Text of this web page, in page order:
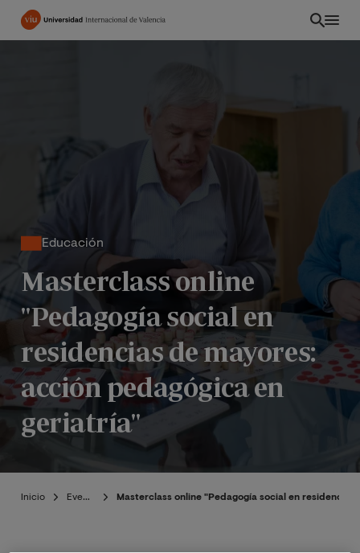
Pasar
Educación
Masterclass online
"Pedagogía social en
residencias de mayores:
acción pedagógica en
geriatría"
Inicio Eventos Masterclass online "Pedagogía social en